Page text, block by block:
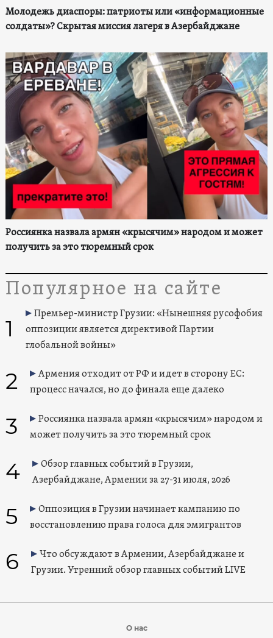
Молодежь диаспоры: патриоты или «информационные
солдаты»? Скрытая миссия лагеря в Азербайджане
Россиянка назвала армян «крысячим» народом и может
получить за это тюремный срок
Популярное на сайте
1
Премьер-министр Грузии: «Нынешняя русофобия
оппозиции является директивой Партии
глобальной войны»
2
Армения отходит от РФ и идет в сторону ЕС:
процесс начался, но до финала еще далеко
3
Россиянка назвала армян «крысячим» народом и
может получить за это тюремный срок
4
Обзор главных событий в Грузии,
Азербайджане, Армении за 27-31 июля, 2026
5
Оппозиция в Грузии начинает кампанию по
восстановлению права голоса для эмигрантов
6
Что обсуждают в Армении, Азербайджане и
Грузии. Утренний обзор главных событий LIVE
О нас